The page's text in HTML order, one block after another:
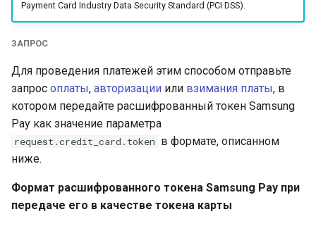
о
и
к
а
Тестовый режим
Коды ошибок
ЕРИП External
криптовалюте
КРОК
МТС Деньги
МТС Деньги 2
NetBanking
кредит Паритетбанк)
платежа
виджета и платежной
страницы
данными из веб-
клиента на страницу
магазина
Telegram bot bePaid
Каскадные платежи
Проверка KYC данных
клиента
персональных данных
держателей карт
Языки платежной
страницы и
уведомлений
Параметры секции
smart_routing_verification
Payment Card Industry Data Security Standard (PCI DSS).
ЗАПРОС
Для проведения платежей этим способом отправьте
запрос оплаты, авторизации или взимания платы, в
котором передайте расшифрованный токен Samsung
Pay как значение параметра
request.credit_card.token в формате, описанном
ниже.
Формат расшифрованного токена Samsung Pay при
передаче его в качестве токена карты